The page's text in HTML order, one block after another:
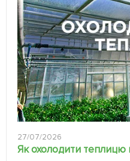
27/07/2026
Як охолодити теплицю